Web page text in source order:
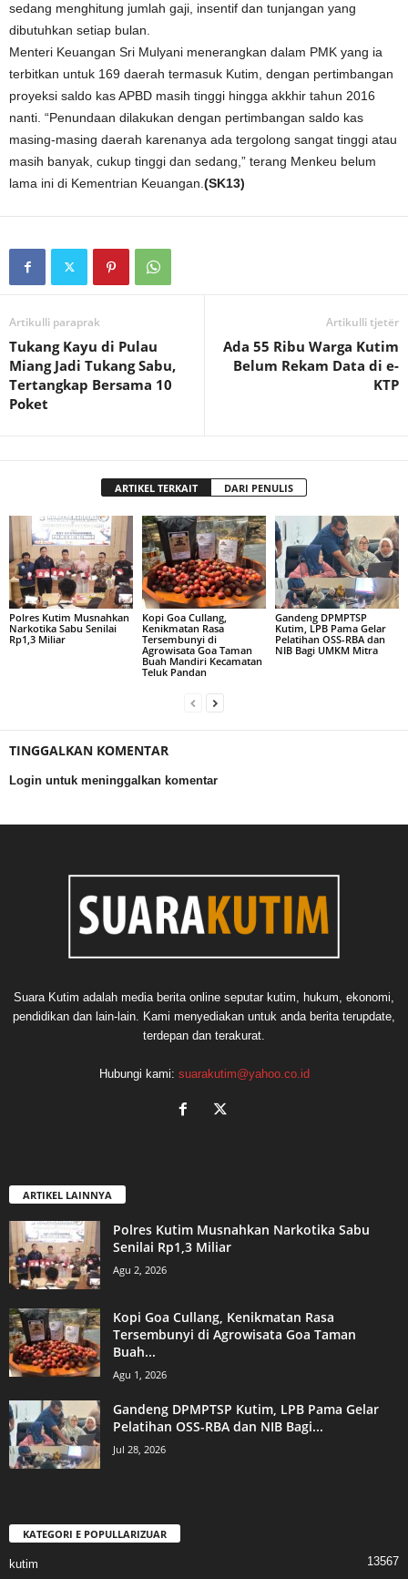
sedang menghitung jumlah gaji, insentif dan tunjangan yang
dibutuhkan setiap bulan.
Menteri Keuangan Sri Mulyani menerangkan dalam PMK yang ia
terbitkan untuk 169 daerah termasuk Kutim, dengan pertimbangan
proyeksi saldo kas APBD masih tinggi hingga akkhir tahun 2016
nanti. “Penundaan dilakukan dengan pertimbangan saldo kas
masing-masing daerah karenanya ada tergolong sangat tinggi atau
masih banyak, cukup tinggi dan sedang,” terang Menkeu belum
lama ini di Kementrian Keuangan. (SK13)
Artikulli paraprak
Tukang Kayu di Pulau
Miang Jadi Tukang Sabu,
Tertangkap Bersama 10
Poket
Artikulli tjetër
Ada 55 Ribu Warga Kutim
Belum Rekam Data di e-
KTP
ARTIKEL TERKAIT DARI PENULIS
Polres Kutim Musnahkan
Narkotika Sabu Senilai
Rp1,3 Miliar
Kopi Goa Cullang,
Kenikmatan Rasa
Tersembunyi di
Agrowisata Goa Taman
Buah Mandiri Kecamatan
Teluk Pandan
Gandeng DPMPTSP
Kutim, LPB Pama Gelar
Pelatihan OSS-RBA dan
NIB Bagi UMKM Mitra
TINGGALKAN KOMENTAR
Login untuk meninggalkan komentar
Suara Kutim adalah media berita online seputar kutim, hukum, ekonomi,
pendidikan dan lain-lain. Kami menyediakan untuk anda berita terupdate,
terdepan dan terakurat.
Hubungi kami: suarakutim@yahoo.co.id
ARTIKEL LAINNYA
Polres Kutim Musnahkan Narkotika Sabu
Senilai Rp1,3 Miliar
Agu 2, 2026
Kopi Goa Cullang, Kenikmatan Rasa
Tersembunyi di Agrowisata Goa Taman
Buah...
Agu 1, 2026
Gandeng DPMPTSP Kutim, LPB Pama Gelar
Pelatihan OSS-RBA dan NIB Bagi...
Jul 28, 2026
KATEGORI E POPULLARIZUAR
kutim 13567